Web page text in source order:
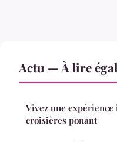
Actu — À lire
Vivez une
croisières ponant